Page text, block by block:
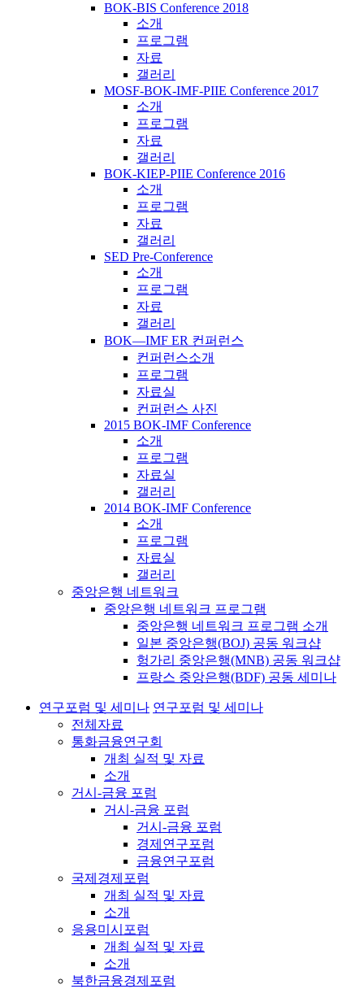
BOK-BIS Conference 2018
소개
프로그램
자료
갤러리
MOSF-BOK-IMF-PIIE Conference 2017
소개
프로그램
자료
갤러리
BOK-KIEP-PIIE Conference 2016
소개
프로그램
자료
갤러리
SED Pre-Conference
소개
프로그램
자료
갤러리
BOK―IMF ER 컨퍼런스
컨퍼런스소개
프로그램
자료실
컨퍼런스 사진
2015 BOK-IMF Conference
소개
프로그램
자료실
갤러리
2014 BOK-IMF Conference
소개
프로그램
자료실
갤러리
중앙은행 네트워크
중앙은행 네트워크 프로그램
중앙은행 네트워크 프로그램 소개
일본 중앙은행(BOJ) 공동 워크샵
헝가리 중앙은행(MNB) 공동 워크샵
프랑스 중앙은행(BDF) 공동 세미나
연구포럼 및 세미나 연구포럼 및 세미나
전체자료
통화금융연구회
개최 실적 및 자료
소개
거시-금융 포럼
거시-금융 포럼
거시-금융 포럼
경제연구포럼
금융연구포럼
국제경제포럼
개최 실적 및 자료
소개
응용미시포럼
개최 실적 및 자료
소개
북한금융경제포럼